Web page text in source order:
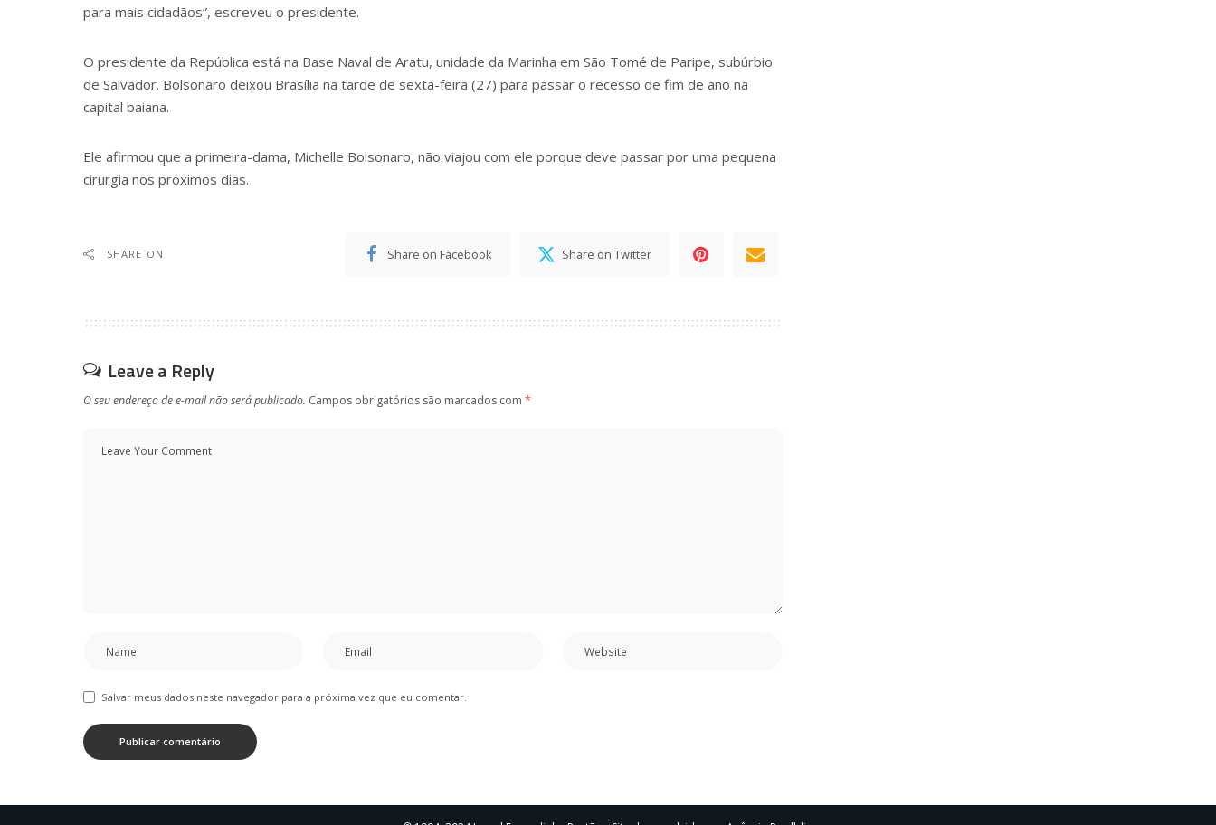
para mais cidadãos”, escreveu o presidente.
O presidente da República está na Base Naval de Aratu, unidade da Marinha em São Tomé de Paripe, subúrbio
de Salvador. Bolsonaro deixou Brasília na tarde de sexta-feira (27) para passar o recesso de fim de ano na
capital baiana.
Ele afirmou que a primeira-dama, Michelle Bolsonaro, não viajou com ele porque deve passar por uma pequena
cirurgia nos próximos dias.
SHARE ON Share on Facebook Share on Twitter
Leave a Reply
O seu endereço de e-mail não será publicado. Campos obrigatórios são marcados com *
Salvar meus dados neste navegador para a próxima vez que eu comentar.